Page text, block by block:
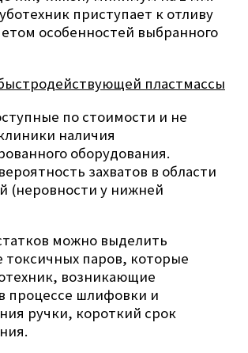
приступает к отливу
особенностей выбранного
пластмассы
по стоимости и не
наличия
оборудования.
захватов в области
(неровности у нижней
можно выделить
токсичных паров, которые
возникающие
процессе шлифовки и
ручки, короткий срок